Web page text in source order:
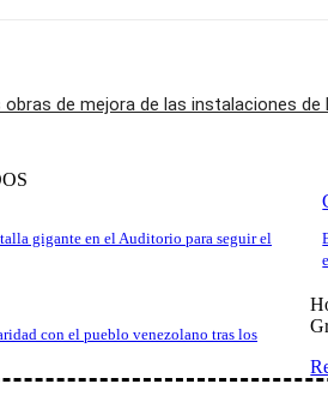
de mejora de las instalaciones
gigante en el Auditorio para seguir el
con el pueblo venezolano tras los